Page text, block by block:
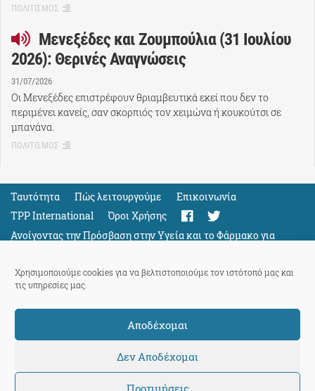
Χρησιμοποιούμε cookies για να βελτιστοποιούμε τον ιστότοπό μας και
τις υπηρεσίες μας.
Αποδέχομαι
Δεν Αποδέχομαι
Προτιμήσεις
ΠΟΛΙΤΙΣΜΟΣ
Μενεξέδες και Ζουμπούλια (31 Ιουλίου
2026): Θερινές Αναγνώσεις
31/07/2026
Οι Μενεξέδες επιστρέφουν θριαμβευτικά εκεί που δεν το
περιμένει κανείς, σαν σκορπιός τον χειμώνα ή κουκούτσι σε
μπανάνα.
ΠΟΛΙΤΙΣΜΟΣ
Ταυτότητα Πώς λειτουργούμε
Eπικοινωνία
TPP International
Όροι Χρήσης
Ανοίγοντας την Πρόσβαση στην Υγεία και το Φάρμακο για
Όλους
Support
ThePressProject
powered by our community members